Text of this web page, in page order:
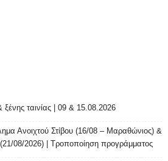
ταινίας | 09 & 15.08.2026
Ανοιχτού Στίβου (16/08 – Μαραθώνιος) &
08/2026) | Τροποποίηση προγράμματος